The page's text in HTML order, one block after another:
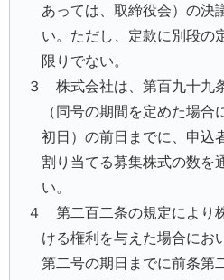
あっては、取締役会）の決
い。ただし、定款に別段の
限りでない。
３ 株式会社は、第百九十九
（同号の期間を定めた場
初日）の前日までに、申込
割り当てる募集株式の数を
い。
４ 第二百二条の規定により
ける権利を与えた場合にお
第二号の期日までに前条第